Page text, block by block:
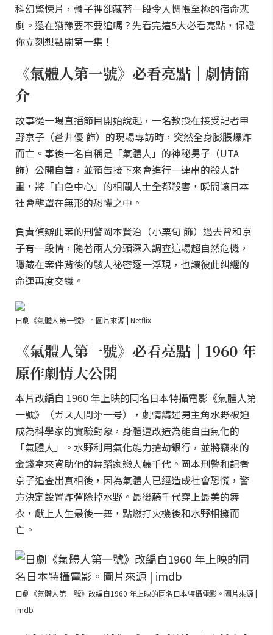
科幻驚悚片，骨子裡卻藏著一段令人惆悵至極的宿命悲
劇。還在猶豫要不要追嗎？先看完這5大必看亮點，保證
你立刻想點開第一集！
《氣體人第一號》必看亮點｜劇情簡
介
故事從一場直播節目開始說起，一名教授在接受記者甲
野京子（蒼井優 飾）的現場專訪時，突然全身膨脹爆炸
而亡。事後一名自稱是「氣體人」的神秘男子（UTA
飾）公開自首，並預告接下來會進行一連串的殺人計
畫，將「白色中心」的相關人士全都殺害，瞬間讓日本
社會壟罩在無形的恐懼之中。
負責偵辦此案的刑警岡本賢治（小栗旬 飾）過去曾和京
子有一段情，隨著兩人分頭深入調查這場超自然危機，
隱藏在案件背後的駭人祕密逐一浮現，也讓彼此糾纏的
命運再度交織。
日劇《氣體人第一號》。圖片來源 | Netflix
《氣體人第一號》必看亮點｜1960 年
原作劇情大公開
本片改編自 1960 年上映的同名日本特攝電影《氣體人第
一號》（ガス人間㐧一号），劇情講述男主角水野被迫
成為科學家的實驗對象，身體遭改造為能自由氣化的
「氣體人」。水野利用氣化能力搶劫銀行，並將竊來的
金錢拿來資助他的舞蹈家戀人藤千代。岡本刑警和記者
京子追查出真相後，因為氣體人已經造成社會恐慌，警
方決定設置炸彈除掉水野。最後藤千代穿上最美的舞
衣，獻上人生最後一舞，點燃打火機後和水野相擁而
亡。
日劇《氣體人第一號》改編自1960 年上映的同名日本特攝電影。圖片來源 |
imdb